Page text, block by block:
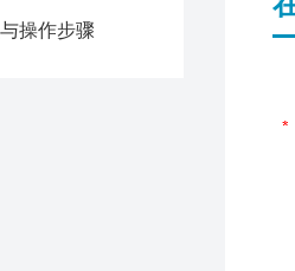
操作步骤